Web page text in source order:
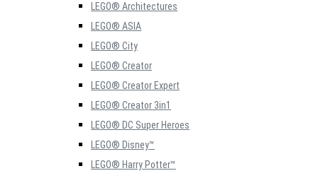
LEGO® Architectures
LEGO® ASIA
LEGO® City
LEGO® Creator
LEGO® Creator Expert
LEGO® Creator 3in1
LEGO® DC Super Heroes
LEGO® Disney™
LEGO® Harry Potter™